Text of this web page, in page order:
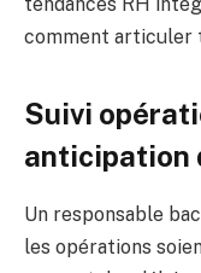
comment articuler
Suivi
anticipation
Un responsable
les opérations